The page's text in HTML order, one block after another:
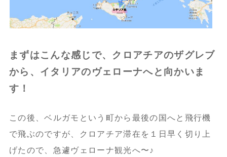
まずはこんな感じで、クロアチアのザグレブ
から、イタリアのヴェローナへと向かいま
す！
この後、ベルガモという町から最後の国へと飛行機
で飛ぶのですが、クロアチア滞在を１日早く切り上
げたので、急遽ヴェローナ観光へ〜♪